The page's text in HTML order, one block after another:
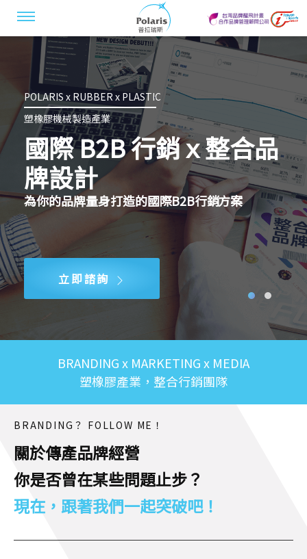
POLARIS x RUBBER x PLASTIC
塑橡膠機械製造產業
國際 B2B 行銷ｘ整合品
牌設計
為你的品牌量身打造的國際B2B行銷方案
立即諮詢
BRANDING x MARKETING x MEDIA
塑橡膠產業，整合行銷團隊
BRANDING？ FOLLOW ME！
關於傳產品牌經營
你是否曾在某些問題止步？
現在，跟著我們一起突破吧！